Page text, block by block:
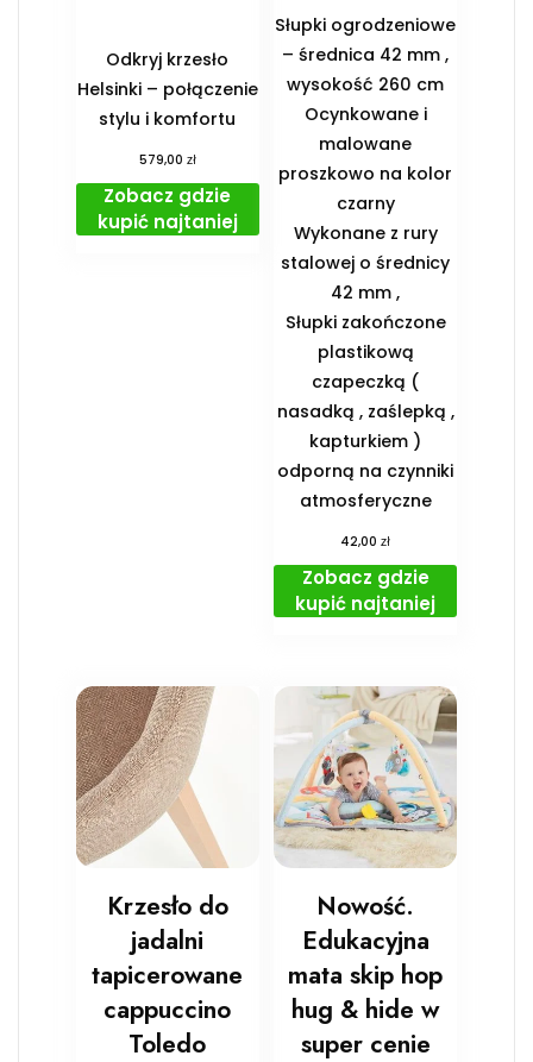
Odkryj krzesło
Helsinki – połączenie
stylu i komfortu
579,00 zł
Zobacz gdzie
kupić najtaniej
Słupki ogrodzeniowe
– średnica 42 mm ,
wysokość 260 cm
Ocynkowane i
malowane
proszkowo na kolor
czarny
Wykonane z rury
stalowej o średnicy
42 mm ,
Słupki zakończone
plastikową
czapeczką (
nasadką , zaślepką ,
kapturkiem )
odporną na czynniki
atmosferyczne
42,00zł
Zobacz gdzie
kupić najtaniej
Krzesło do
jadalni
tapicerowane
cappuccino
Toledo
Nowość.
Edukacyjna
mata skip hop
hug & hide w
super cenie